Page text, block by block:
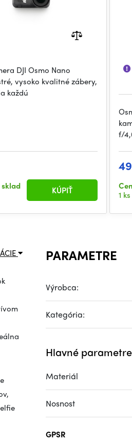
DJI Osmo Nano
vysoko kvalitné zábery,
každú
KÚPIŤ
f/
1 ks
PARAMETRE
Výrobca:
Kategória:
Hlavné parametre
Materiál
Nosnost
GPSR